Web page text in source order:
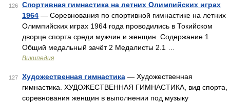
126
Спортивная гимнастика на летних Олимпийских играх
1964 — Соревнования по спортивной гимнастике на летних
Олимпийских играх 1964 года проводились в Токийском
дворце спорта среди мужчин и женщин. Содержание 1
Общий медальный зачёт 2 Медалисты 2.1 …
Википедия
127 Художественная гимнастика — Художественная
гимнастика. ХУДОЖЕСТВЕННАЯ ГИМНАСТИКА, вид спорта,
соревнования женщин в выполнении под музыку